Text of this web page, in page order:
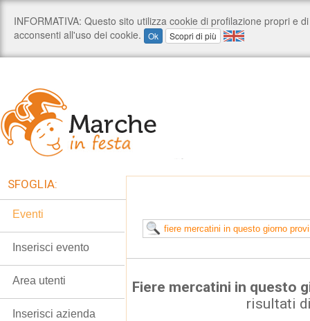
Fiere mercatini in questo
risultati
SFOGLIA:
Eventi
Inserisci evento
Area utenti
Inserisci azienda